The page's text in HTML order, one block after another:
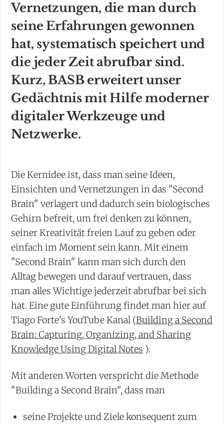
Vernetzungen, die man durch
seine Erfahrungen gewonnen
hat, systematisch speichert und
die jeder Zeit abrufbar sind.
Kurz, BASB erweitert unser
Gedächtnis mit Hilfe moderner
digitaler Werkzeuge und
Netzwerke.
Die Kernidee ist, dass man seine Ideen,
Einsichten und Vernetzungen in das "Second
Brain" verlagert und dadurch sein biologisches
Gehirn befreit, um frei denken zu können,
seiner Kreativität freien Lauf zu geben oder
einfach im Moment sein kann. Mit einem
"Second Brain" kann man sich durch den
Alltag bewegen und darauf vertrauen, dass
man alles Wichtige jederzeit abrufbar bei sich
hat. Eine gute Einführung findet man hier auf
Tiago Forte's YouTube Kanal (Building a Second
Brain: Capturing, Organizing, and Sharing
Knowledge Using Digital Notes ).
Mit anderen Worten verspricht die Methode
"Building a Second Brain", dass man
seine Projekte und Ziele konsequent zum